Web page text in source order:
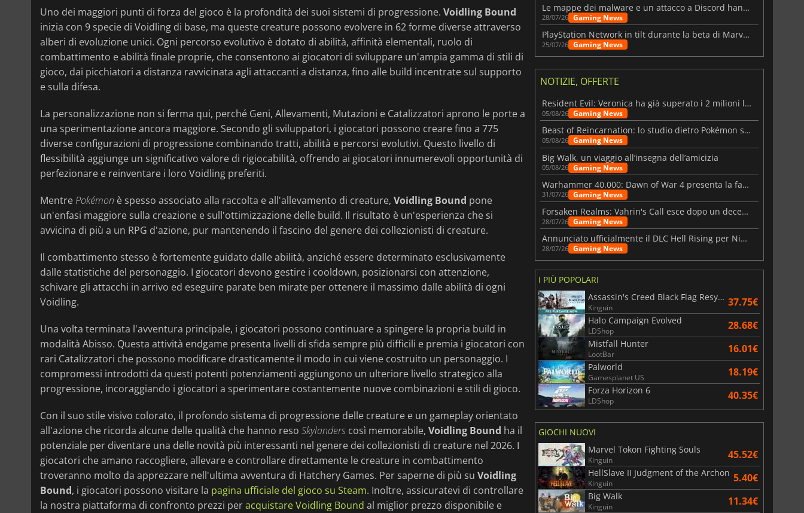
Uno dei maggiori punti di forza del gioco è la profondità dei suoi sistemi di progressione. Voidling Bound
inizia con 9 specie di Voidling di base, ma queste creature possono evolvere in 62 forme diverse attraverso
alberi di evoluzione unici. Ogni percorso evolutivo è dotato di abilità, affinità elementali, ruolo di
combattimento e abilità finale proprie, che consentono ai giocatori di sviluppare un'ampia gamma di stili di
gioco, dai picchiatori a distanza ravvicinata agli attaccanti a distanza, fino alle build incentrate sul supporto
e sulla difesa.
La personalizzazione non si ferma qui, perché Geni, Allevamenti, Mutazioni e Catalizzatori aprono le porte a
una sperimentazione ancora maggiore. Secondo gli sviluppatori, i giocatori possono creare fino a 775
diverse configurazioni di progressione combinando tratti, abilità e percorsi evolutivi. Questo livello di
flessibilità aggiunge un significativo valore di rigiocabilità, offrendo ai giocatori innumerevoli opportunità di
perfezionare e reinventare i loro Voidling preferiti.
MentrePokémon è spesso associato alla raccolta e all'allevamento di creature, Voidling Bound pone
un'enfasi maggiore sulla creazione e sull'ottimizzazione delle build. Il risultato è un'esperienza che si
avvicina di più a un RPG d'azione, pur mantenendo il fascino del genere dei collezionisti di creature.
Il combattimento stesso è fortemente guidato dalle abilità, anziché essere determinato esclusivamente
dalle statistiche del personaggio. I giocatori devono gestire i cooldown, posizionarsi con attenzione,
schivare gli attacchi in arrivo ed eseguire parate ben mirate per ottenere il massimo dalle abilità di ogni
Voidling.
Una volta terminata l'avventura principale, i giocatori possono continuare a spingere la propria build in
modalità Abisso. Questa attività endgame presenta livelli di sfida sempre più difficili e premia i giocatori con
rari Catalizzatori che possono modificare drasticamente il modo in cui viene costruito un personaggio. I
compromessi introdotti da questi potenti potenziamenti aggiungono un ulteriore livello strategico alla
progressione, incoraggiando i giocatori a sperimentare costantemente nuove combinazioni e stili di gioco.
Con il suo stile visivo colorato, il profondo sistema di progressione delle creature e un gameplay orientato
all'azione che ricorda alcune delle qualità che hanno reso Skylanders così memorabile, Voidling Bound ha il
potenziale per diventare una delle novità più interessanti nel genere dei collezionisti di creature nel 2026. I
giocatori che amano raccogliere, allevare e controllare direttamente le creature in combattimento
troveranno molto da apprezzare nell'ultima avventura di Hatchery Games. Per saperne di più su Voidling
Bound, i giocatori possono visitare la pagina ufficiale del gioco su Steam. Inoltre, assicuratevi di controllare
la nostra piattaforma di confronto prezzi peracquistare Voidling Bound al miglior prezzo disponibile e
Le mappe dei malware e un attacco a Discord hanno colpito Meccha Chameleon
28/07/26 Gaming News
PlayStation Network in tilt durante la beta di Marvel Tōkon
25/07/26 Gaming News
NOTIZIE, OFFERTE
Resident Evil: Veronica ha già superato i 2 milioni liste dei desideri
05/08/26 Gaming News
Beast of Reincarnation: lo studio dietro Pokémon su una nuova strada
05/08/26 Gaming News
Big Walk, un viaggio all’insegna dell’amicizia
05/08/26 Gaming News
Warhammer 40.000: Dawn of War 4 presenta la fazione dei Necron
31/07/26 Gaming News
Forsaken Realms: Vahrin's Call esce dopo un decennio di sviluppo
28/07/26 Gaming News
Annunciato ufficialmente il DLC Hell Rising per Nioh 3
28/07/26 Gaming News
I PIÙ POPOLARI
Assassin's Creed Black Flag Resynced
Kinguin 37.75€
Halo Campaign Evolved
LDShop 28.68€
Mistfall Hunter
LootBar 16.01€
Palworld
Gamesplanet US 18.19€
Forza Horizon 6
LDShop 40.35€
GIOCHI NUOVI
Marvel Tokon Fighting Souls
Kinguin 45.52€
HellSlave II Judgment of the Archon
Kinguin 5.40€
Big Walk
Kinguin 11.34€